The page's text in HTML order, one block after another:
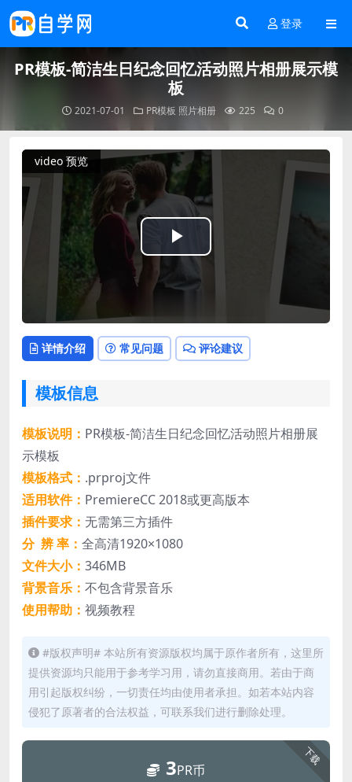
登录
PR模板-简洁生日纪念回忆活动照片相册展示模
板
2021-07-01 PR模板 照片相册 225 0
video 预览
Play
Video
详情介绍 常见问题 评论建议
模板信息
模板说明： PR模板-简洁生日纪念回忆活动照片相册展
示模板
模板格式： .prproj文件
适用软件： PremiereCC 2018或更高版本
插件要求： 无需第三方插件
分 辨 率： 全高清1920×1080
文件大小： 346MB
背景音乐： 不包含背景音乐
使用帮助： 视频教程
#版权声明# 本站所有资源版权均属于原作者所有，这里所
提供资源均只能用于参考学习用，请勿直接商用。若由于商
用引起版权纠纷，一切责任均由使用者承担。如若本站内容
侵犯了原著者的合法权益，可联系我们进行删除处理。
下载
3PR币